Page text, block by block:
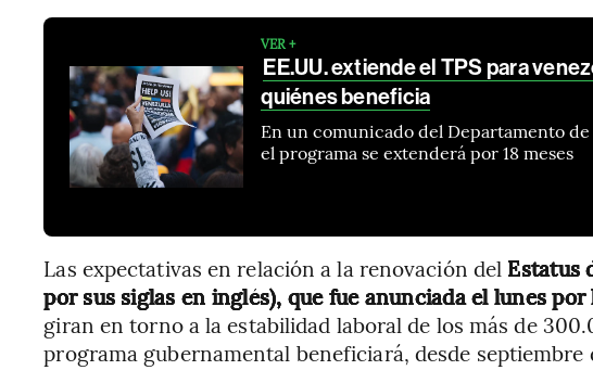
VER +
EE.UU. extiende el TPS para
quiénes beneficia
En un comunicado del Departamento
el programa se extenderá por 18 meses
Las expectativas en relación a la renovación del Estatus
por sus siglas en inglés), que fue anunciada el lunes
giran en torno a la estabilidad laboral de los más de
programa gubernamental beneficiará, desde septiembre